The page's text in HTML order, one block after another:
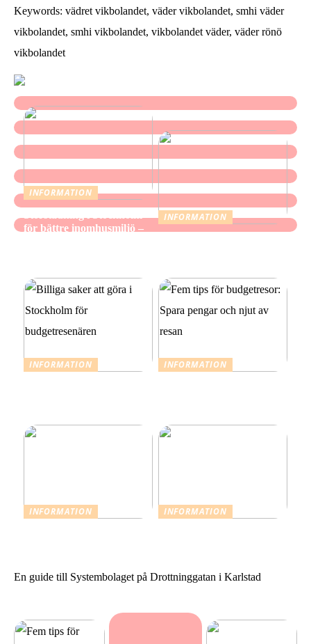
Keywords: vädret vikbolandet, väder vikbolandet, smhi väder
vikbolandet, smhi vikbolandet, vikbolandet väder, väder rönö
vikbolandet
INFORMATION
för bättre inomhusmiljö –
INFORMATION
INFORMATION
INFORMATION
INFORMATION
INFORMATION
En guide till Systembolaget på Drottninggatan i Karlstad